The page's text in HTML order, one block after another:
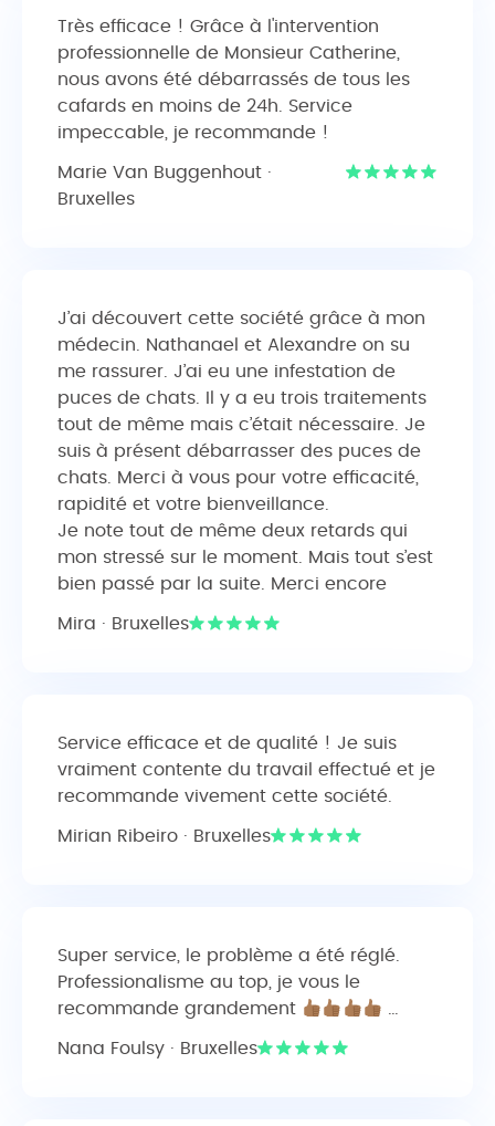
Très efficace ! Grâce à l'intervention
professionnelle de Monsieur Catherine,
nous avons été débarrassés de tous les
cafards en moins de 24h. Service
impeccable, je recommande !
Marie Van Buggenhout ·
Bruxelles
J’ai découvert cette société grâce à mon
médecin. Nathanael et Alexandre on su
me rassurer. J’ai eu une infestation de
puces de chats. Il y a eu trois traitements
tout de même mais c’était nécessaire. Je
suis à présent débarrasser des puces de
chats. Merci à vous pour votre efficacité,
rapidité et votre bienveillance.
Je note tout de même deux retards qui
mon stressé sur le moment. Mais tout s’est
bien passé par la suite. Merci encore
Mira · Bruxelles
Service efficace et de qualité ! Je suis
vraiment contente du travail effectué et je
recommande vivement cette société.
Mirian Ribeiro · Bruxelles
Super service, le problème a été réglé.
Professionalisme au top, je vous le
recommande grandement
Nana Foulsy · Bruxelles